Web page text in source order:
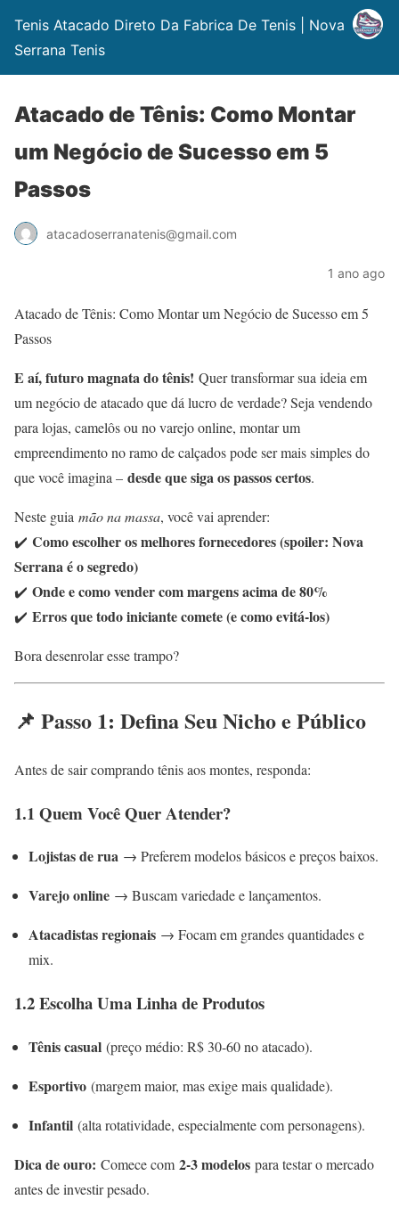
Tenis Atacado Direto Da Fabrica De Tenis | Nova
Serrana Tenis
Atacado de Tênis: Como Montar
um Negócio de Sucesso em 5
Passos
atacadoserranatenis@gmail.com
1 ano ago
Atacado de Tênis: Como Montar um Negócio de Sucesso em 5
Passos
E aí, futuro magnata do tênis! Quer transformar sua ideia em
um negócio de atacado que dá lucro de verdade? Seja vendendo
para lojas, camelôs ou no varejo online, montar um
empreendimento no ramo de calçados pode ser mais simples do
que você imagina – desde que siga os passos certos.
Neste guia mão na massa, você vai aprender:
✔️ Como escolher os melhores fornecedores (spoiler: Nova
Serrana é o segredo)
✔️ Onde e como vender com margens acima de 80%
✔️ Erros que todo iniciante comete (e como evitá-los)
Bora desenrolar esse trampo?
📌 Passo 1: Defina Seu Nicho e Público
Antes de sair comprando tênis aos montes, responda:
1.1 Quem Você Quer Atender?
Lojistas de rua → Preferem modelos básicos e preços baixos.
Varejo online → Buscam variedade e lançamentos.
Atacadistas regionais → Focam em grandes quantidades e
mix.
1.2 Escolha Uma Linha de Produtos
Tênis casual (preço médio: R$ 30-60 no atacado).
Esportivo (margem maior, mas exige mais qualidade).
Infantil (alta rotatividade, especialmente com personagens).
Dica de ouro: Comece com 2-3 modelos para testar o mercado
antes de investir pesado.